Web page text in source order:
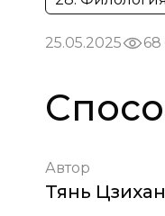
25.05.2025 68
Автор
Тянь